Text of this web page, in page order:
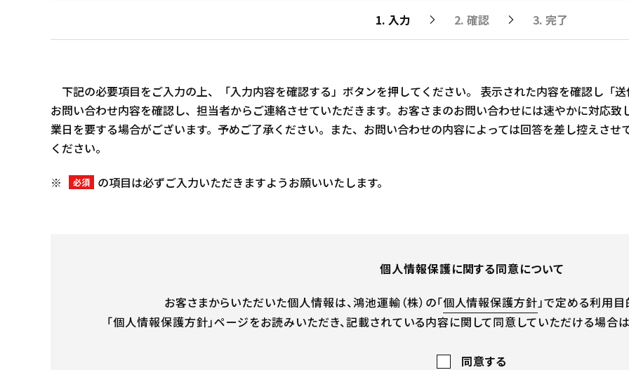
1. 入力 2. 確認 3. 完了
下記の必要項目をご入力の上、「入力内容を確認する」ボタンを押してください。 表示された内容を確認し「
お問い合わせ内容を確認し、担当者からご連絡させていただきます。お客さまのお問い合わせには速やかに対応
業日を要する場合がございます。予めご了承ください。また、お問い合わせの内容によっては回答を差し控えさ
ください。
※ 必須 の項目は必ずご入力いただきますようお願いいたします。
個人情報保護に関する同意について
お客さまからいただいた個人情報は、鴻池運輸（株）の「個人情報保護方針」で定める利用
「個人情報保護方針」ページをお読みいただき、記載されている内容に関して同意していただける場合
同意する